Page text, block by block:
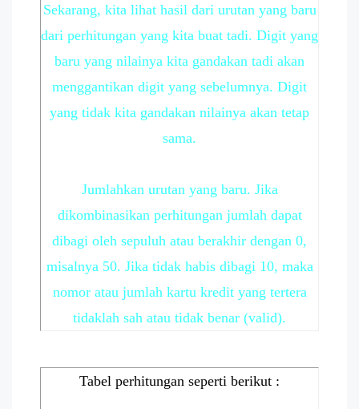
Sekarang, kita lihat hasil dari urutan yang baru
dari perhitungan yang kita buat tadi. Digit yang
baru yang nilainya kita gandakan tadi akan
menggantikan digit yang sebelumnya. Digit
yang tidak kita gandakan nilainya akan tetap
sama.
Jumlahkan urutan yang baru. Jika
dikombinasikan perhitungan jumlah dapat
dibagi oleh sepuluh atau berakhir dengan 0,
misalnya 50. Jika tidak habis dibagi 10, maka
nomor atau jumlah kartu kredit yang tertera
tidaklah sah atau tidak benar (valid).
Tabel perhitungan seperti berikut :